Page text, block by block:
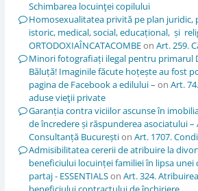
Schimbarea locuinţei copilului
Homosexualitatea privită pe plan juridic,
istoric, medical, social, educațional, și
ORTODOXIAÎNCATACOMBEon Art. 259.
Minori fotografiați ilegal pentru primarul
Băluță! Imaginile făcute hoțește au fost
pagina de Facebook a edilului – on Art.
aduse vieţii private
Garanția contra viciilor ascunse în
de încredere și răspunderea asociatului –
Consultanță Bucureștion Art. 1707.
Admisibilitatea cererii de atribuire la
beneficiului locuinței familiei în lipsa unei
partaj - ESSENTIALSon Art. 324. Atribuirea